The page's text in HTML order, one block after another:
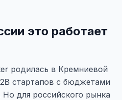
это работает
родилась в Кремниевой
стартапов с бюджетами
для российского рынка